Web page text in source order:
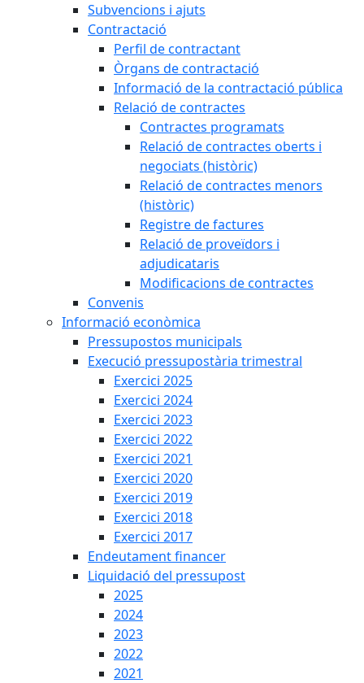
Subvencions i ajuts
Contractació
Perfil de contractant
Òrgans de contractació
Informació de la contractació pública
Relació de contractes
Contractes programats
Relació de contractes oberts i
negociats (històric)
Relació de contractes menors
(històric)
Registre de factures
Relació de proveïdors i
adjudicataris
Modificacions de contractes
Convenis
Informació econòmica
Pressupostos municipals
Execució pressupostària trimestral
Exercici 2025
Exercici 2024
Exercici 2023
Exercici 2022
Exercici 2021
Exercici 2020
Exercici 2019
Exercici 2018
Exercici 2017
Endeutament financer
Liquidació del pressupost
2025
2024
2023
2022
2021